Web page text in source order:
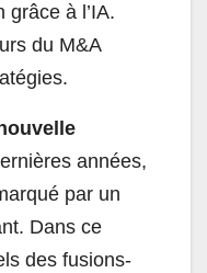
grâce à l’IA.
du M&A
années,
par un
Dans ce
des fusions-